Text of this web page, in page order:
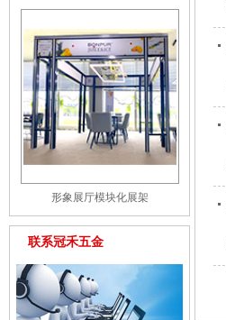
形象展厅模块化展架
联系冠禾五金